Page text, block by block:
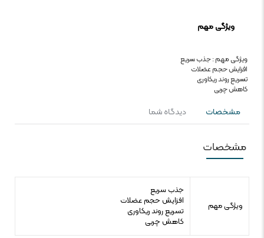
ویژگی مهم
ویژگی مهم : جذب سریع
افزایش حجم عضلات
تسریع روند ریکاوری
کاهش چربی
مشخصات دیدگاه شما
مشخصات
ویژگی مهم
جذب سریع
افزایش حجم عضلات
تسریع روند ریکاوری
کاهش چربی